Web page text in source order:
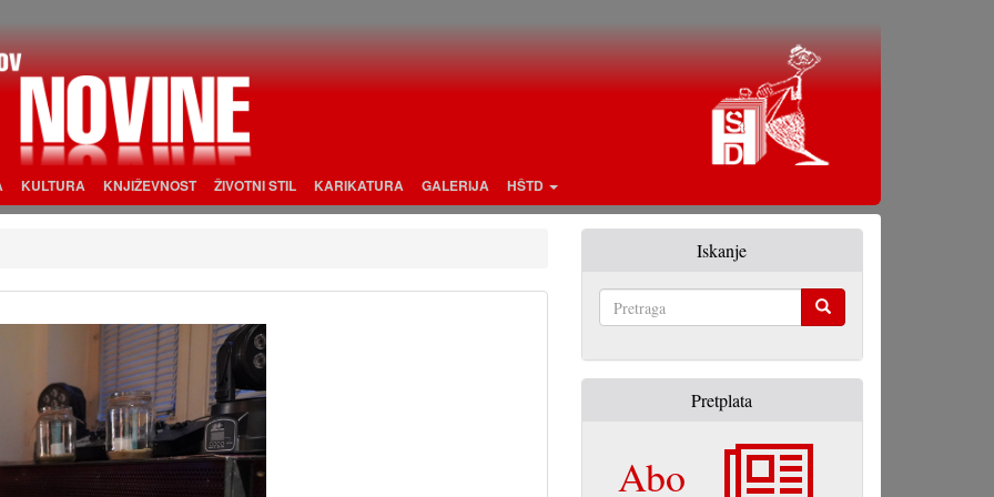
KULTURA KNJIŽEVNOST ŽIVOTNI STIL KARIKATURA GALERIJA HŠTD
Iskanje
Pretplata
Abo